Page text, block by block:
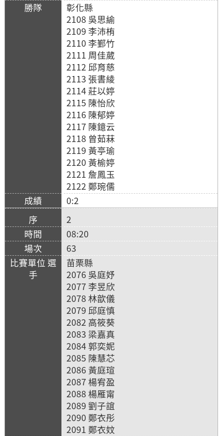
彰化縣
2108 吳思緰
2109 李沛栯
2110 李鄞竹
2111 周佳葳
2112 邱育慈
2113 張書綾
2114 莊以婷
2115 陳怡欣
2116 陳郁婷
2117 陳鐿云
2118 曾茹菻
2119 黃亭瑜
2120 黃榆婷
2121 詹鳳玉
2122 鄭琬儒
0:2
2
08:20
63
苗栗縣
2076 吳庭妤
2077 李昱欣
2078 林歆儀
2079 邱庭慎
2082 高筱葵
2083 梁嘉真
2084 郭奕妮
2085 陳慧芯
2086 黃庭瑄
2087 楊宥盈
2088 楊雁甯
2089 劉子誼
2090 鄭衣彤
2091 鄭衣妏